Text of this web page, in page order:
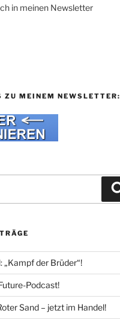
in meinen Newsletter
ZU MEINEM NEWSLETTER:
„Kampf der Brüder“!
Podcast!
Sand – jetzt im Handel!